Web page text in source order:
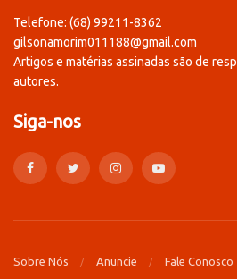
Telefone: (68) 99211-8362
gilsonamorim011188@gmail.com
Artigos e matérias assinadas são de
autores.
Siga-nos
Sobre Nós Anuncie Fale Conosco